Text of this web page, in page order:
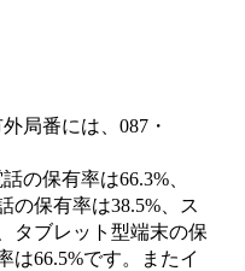
局番には、087・
の保有率は66.3%、
の保有率は38.5%、ス
タブレット型端末の保
は66.5%です。またイ